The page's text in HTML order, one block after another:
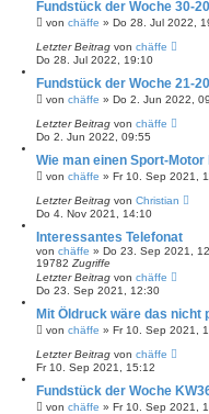
Fundstück der Woche 30-
von chäffe » Do 28. Jul 2022,
Letzter Beitrag von chäffe
Do 28. Jul 2022, 19:10
Fundstück der Woche 21-
von chäffe » Do 2. Jun 2022,
Letzter Beitrag von chäffe
Do 2. Jun 2022, 09:55
Wie man einen Sport-
von chäffe » Fr 10. Sep 2021,
Letzter Beitrag von Christian
Do 4. Nov 2021, 14:10
Interessantes Telefonat
von chäffe » Do 23. Sep 2021,
19782 Zugriffe
Letzter Beitrag von chäffe
Do 23. Sep 2021, 12:30
Mit Öldruck wäre das nicht
von chäffe » Fr 10. Sep 2021,
Letzter Beitrag von chäffe
Fr 10. Sep 2021, 15:12
Fundstück der Woche
von chäffe » Fr 10. Sep 2021,